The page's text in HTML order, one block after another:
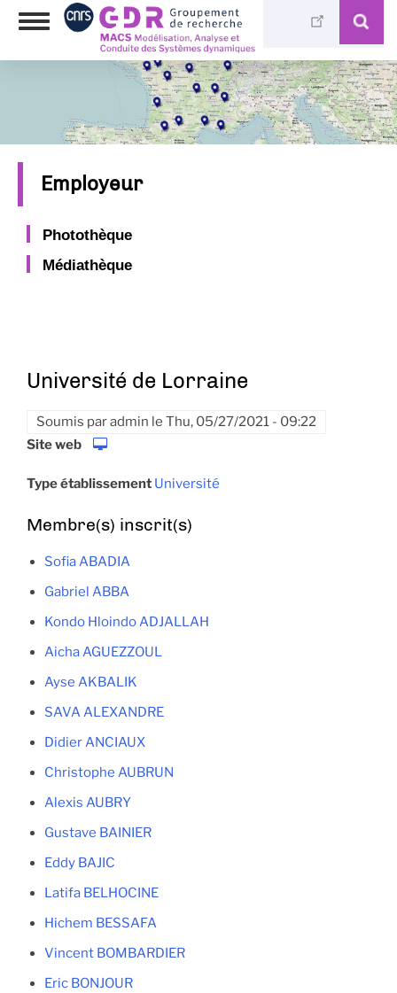
Aller
Toggle
Employeur
Photothèque
Médiathèque
Université de Lorraine
Soumis paradmin le Thu, 05/27/2021 - 09:22
Site web
Type établissement Université
Membre(s) inscrit(s)
Sofia ABADIA
Gabriel ABBA
Kondo Hloindo ADJALLAH
Aicha AGUEZZOUL
Ayse AKBALIK
SAVA ALEXANDRE
Didier ANCIAUX
Christophe AUBRUN
Alexis AUBRY
Gustave BAINIER
Eddy BAJIC
Latifa BELHOCINE
Hichem BESSAFA
Vincent BOMBARDIER
Eric BONJOUR